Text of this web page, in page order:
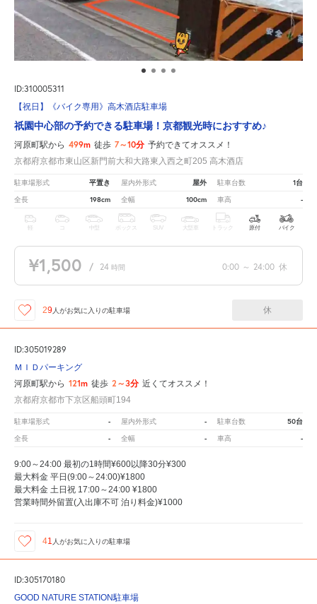
ID:310005311
【祝日】《バイク専用》高木酒店駐車場
祇園中心部の予約できる駐車場！京都観光時におすすめ♪
河原町駅から 499m 徒歩 7～10分 予約できてオススメ！
京都府京都市東山区新門前大和大路東入西之町205 高木酒店
駐車場形式 平置き 屋内外形式 屋外 駐車台数 1台
全長 198cm 全幅 100cm 車高 -
軽 中型 ボックス SUV 大型車 トラック 原付 バイク
¥1,500 / 24 時間 0:00 ～ 24:00 休
29人がお気に入りの駐車場 休
ID:305019289
ＭＩＤパーキング
河原町駅から 121m 徒歩 2～3分 近くてオススメ！
京都府京都市下京区船頭町194
駐車場形式 - 屋内外形式 - 駐車台数 50台
全長 - 全幅 - 車高 -
9:00～24:00 最初の1時間¥600以降30分¥300
最大料金 平日(9:00～24:00)¥1800
最大料金 土日祝 17:00～24:00 ¥1800
営業時間外留置(入出庫不可 泊り料金)¥1000
41 人がお気に入りの駐車場
ID:305170180
GOOD NATURE STATION駐車場